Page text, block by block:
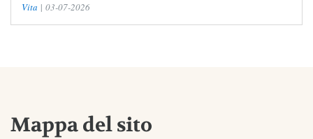
Vita | 03-07-2026
Mappa del sito